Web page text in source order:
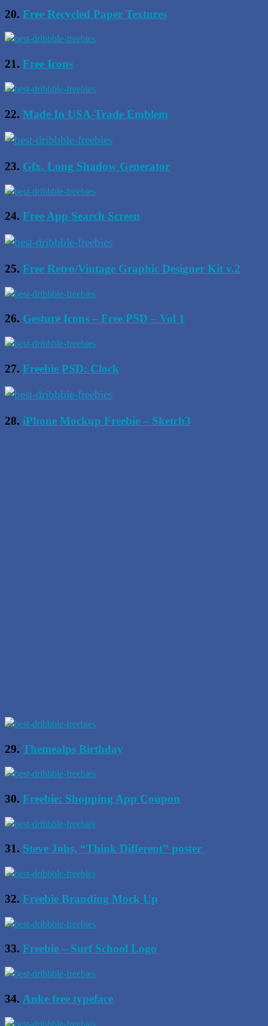
20. Free Recycled Paper Textures
21. Free Icons
22. Made In USA-Trade Emblem
23. Gfx. Long Shadow Generator
24. Free App Search Screen
25. Free Retro/Vintage Graphic Designer Kit v.2
26. Gesture Icons – Free PSD – Vol 1
27. Freebie PSD: Clock
28. iPhone Mockup Freebie – Sketch3
29. Themealps Birthday
30. Freebie: Shopping App Coupon
31. Steve Jobs, “Think Different” poster
32. Freebie Branding Mock Up
33. Freebie – Surf School Logo
34. Anke free typeface